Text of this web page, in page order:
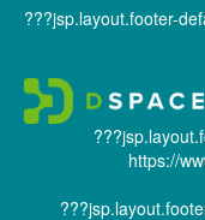
???jsp.layout.footer-
https://